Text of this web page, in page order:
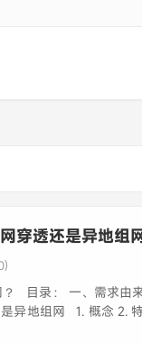
穿透还是异地组
目录： 一、需求由
异地组网 1. 概念 2.